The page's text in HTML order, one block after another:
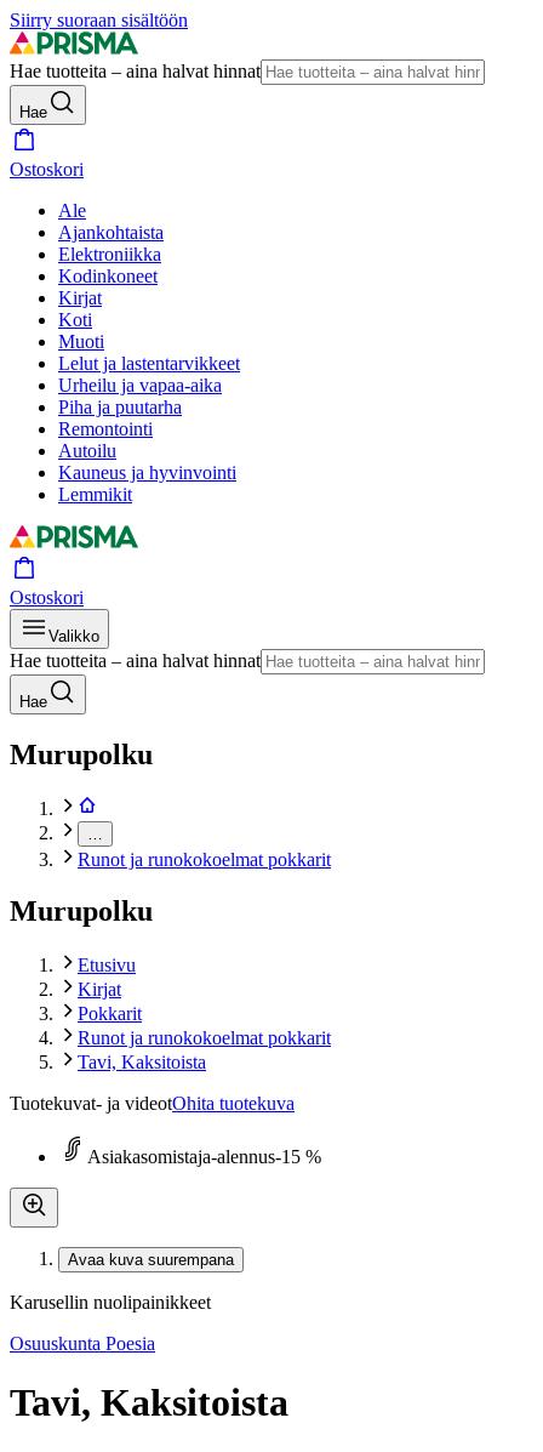
Siirry suoraan sisältöön
Hae tuotteita – aina halvat hinnat
Hae
Ostoskori
Ale
Ajankohtaista
Elektroniikka
Kodinkoneet
Kirjat
Koti
Muoti
Lelut ja lastentarvikkeet
Urheilu ja vapaa-aika
Piha ja puutarha
Remontointi
Autoilu
Kauneus ja hyvinvointi
Lemmikit
Ostoskori
Valikko
Hae tuotteita – aina halvat hinnat
Hae
Murupolku
Runot ja runokokoelmat pokkarit
Murupolku
Etusivu
Kirjat
Pokkarit
Runot ja runokokoelmat pokkarit
Tavi, Kaksitoista
Tuotekuvat- ja videotOhita tuotekuva
Asiakasomistaja-alennus-15 %
Avaa kuva suurempana
Karusellin nuolipainikkeet
Osuuskunta Poesia
Tavi, Kaksitoista